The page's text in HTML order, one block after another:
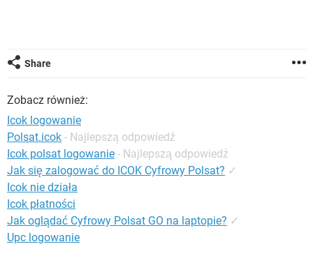
Share
Zobacz również:
Icok logowanie
Polsat.icok - Najlepszą odpowiedź
Icok polsat logowanie - Najlepszą odpowiedź
Jak się zalogować do ICOK Cyfrowy Polsat? ✓
Icok nie działa
Icok płatności
Jak oglądać Cyfrowy Polsat GO na laptopie? ✓
Upc logowanie